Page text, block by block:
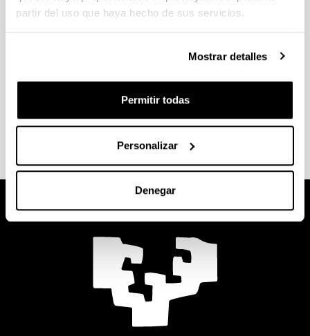
partir del uso que haya hecho de sus servicios.
Mostrar detalles
Permitir todas
Personalizar
Denegar
El TFG consta de entre 6 y 30 créditos, en función
matricularte, antes deberás haber superado un
Consulta la información sobreinscripción, temas y
defensaen la web de tu centro.